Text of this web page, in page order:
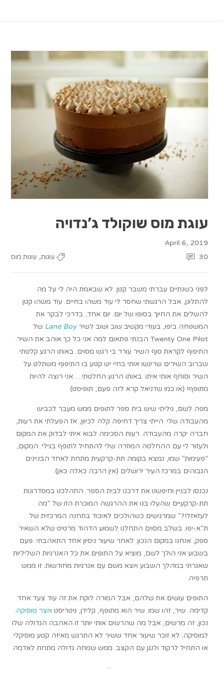
עוגת מוס שוקולד ג’נדויה
April 6, 2019
עוגות, עוגות מוס 30
לפני כשנתיים עברתי משבר קטן. לא שבאמת היה לי על מה
להתלונן, אבל הרגשתי שחסר לי עוד משהו בחיים. עוד משהו קטן
להשלים את החיוך בסופו של יום. יום אחד, בדרכי לבקר את
המשפחה ביפו, בעודי מקשיב שוב ושוב לשירLane Boy של
Twenty One Pilot הבנתי פתאום למה אני כל כך אוהב את השיר.
התיפוף לקראת סוף השיר עורר בי רגש מסוים. באותו הרגע קלטתי
שברוב השירים שריגשו אותי בחיי יש קטע בו התיפוף משתלט על
השיר וסוחף אותי איתו. באותו הרגע החלטתי… אני רוצה להיות
מתופף! (או כמו שדניאל קרא לזה פעם, תופיסט)
מפה לשם, גיליתי שיש בית ספר לתופים ממש מעבר לכביש
מהעבודה שלי. הייתי צריך דחיפה קלה לכיוון, אז הפעלתי את רעות,
חברה יקרה מהעבודה. רעות הסכימה לבוא איתי לבדוק את המקום
ולעזור לי עם ההחלטה המוזרה שלי להתחיל לתופף בגילי. המקום,
“פעימות” שמו, נמצא בקומה תת-קרקעית מתחת לאחד הבניינים
הגבוהים במרכז העיר ירושלים (אין הרבה כאלה כאן).
נכנסו לבניין וחיפשנו את דרכנו לבית הספר. התהלכנו במסדרונות
תת-קרקעיים שהעלו בנו את ההרגשה המוכרת הזו של “מה
לעזאזל!?” שמרגישים כשהולכים לאיבוד בתחנה המרכזית של
ת”א-יפו. בשלב מסוים התחלנו לשמוע הדהוד מרטיט שלא השאיר
ספק, אנחנו במקום הנכון. לאחר שיעור ניסיון אחד התאהבתי. פעם
בשבוע אני הולך לשם, מוציא על התופים את כל האנרגיות השליליות
שאגרתי במהלך השבוע ויוצא משם עם אנרגיות מחודשות. זו ממש
תרפיה.
התופים עושים את שלהם, אבל המורה לוקח את זה עוד צעד אחד
קדימה. שיר, זהו שמו. שיר הוא מתופף, קלידן, גיטריסט ויוצר מוסיקה.
נכון, זה מרשים, אבל מה שהרשים אותי יותר זו האהבה הגדולה שלו
למוסיקה. לא זוכר שיעור אחד ששיר לא התרגש מאיזה קטע מוסיקלי
או התחיל לרקוד ולנגן עם הקצב. ממש שמחה גדולה מתחת לאדמה.
…